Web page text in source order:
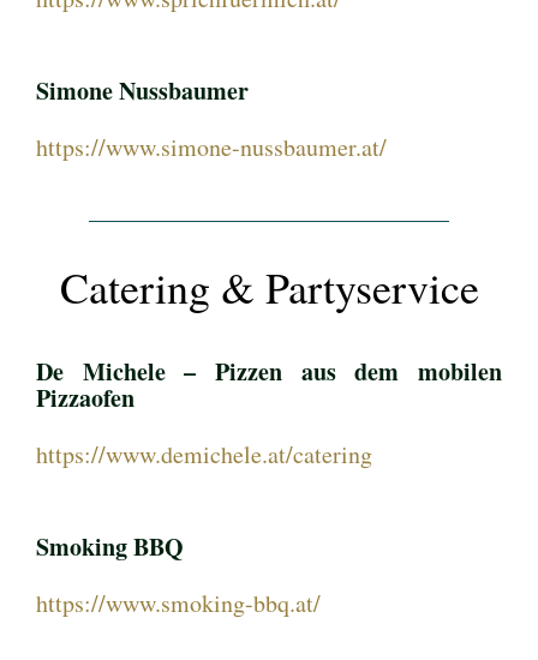
Simone Nussbaumer
https://www.simone-nussbaumer.at/
Catering & Partyservice
De Michele – Pizzen aus dem mobilen
Pizzaofen
https://www.demichele.at/catering
Smoking BBQ
https://www.smoking-bbq.at/